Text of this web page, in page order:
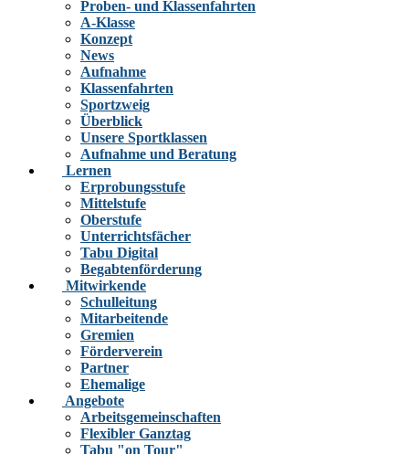
Proben- und Klassenfahrten
A-Klasse
Konzept
News
Aufnahme
Klassenfahrten
Sportzweig
Überblick
Unsere Sportklassen
Aufnahme und Beratung
Lernen
Erprobungsstufe
Mittelstufe
Oberstufe
Unterrichtsfächer
Tabu Digital
Begabtenförderung
Mitwirkende
Schulleitung
Mitarbeitende
Gremien
Förderverein
Partner
Ehemalige
Angebote
Arbeitsgemeinschaften
Flexibler Ganztag
Tabu "on Tour"